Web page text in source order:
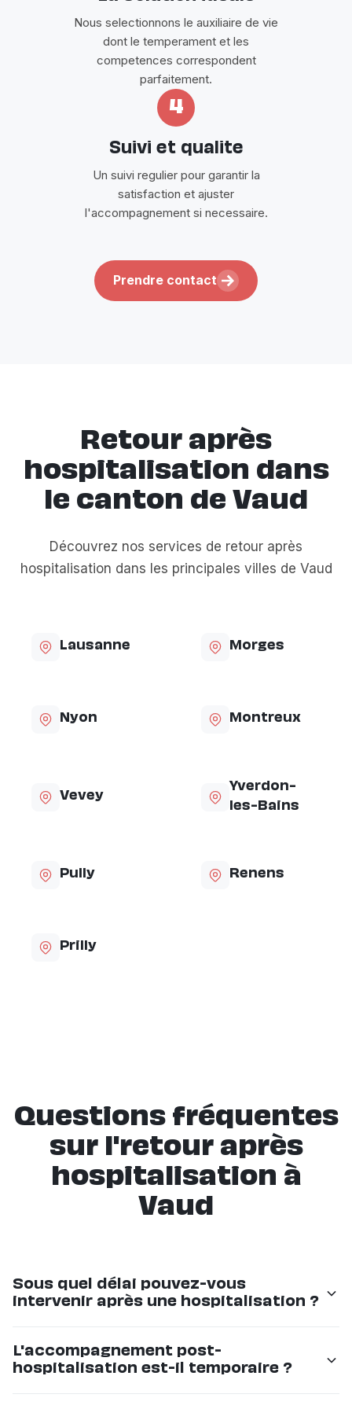
Nous selectionnons le auxiliaire de vie
dont le temperament et les
competences correspondent
parfaitement.
4
Suivi et qualite
Un suivi regulier pour garantir la
satisfaction et ajuster
l'accompagnement si necessaire.
Prendre contact
Retour après
hospitalisation dans
le canton de Vaud
Découvrez nos services de retour après
hospitalisation dans les principales villes de Vaud
Lausanne Morges
Nyon Montreux
Vevey
Yverdon-
les-Bains
Pully Renens
Prilly
Questions fréquentes
sur l'retour après
hospitalisation à
Vaud
Sous quel délai pouvez-vous
intervenir après une hospitalisation ?
en 24 à 48 heures. En cas d'urgence, nous faisons
notre possible pour intervenir le jour même.
L'accompagnement post-
hospitalisation est-il temporaire ?